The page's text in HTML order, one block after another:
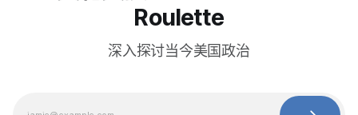
Roulette
深入探讨当今美国政治